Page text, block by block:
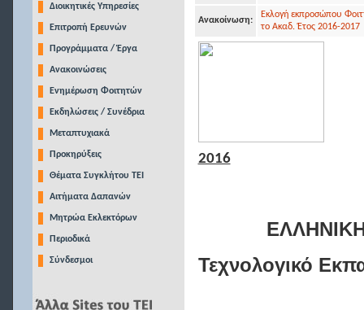
Διοικητικές Υπηρεσίες
Επιτροπή Ερευνών
Προγράμματα / Έργα
Ανακοινώσεις
Ενημέρωση Φοιτητών
Εκδηλώσεις / Συνέδρια
Μεταπτυχιακά
Προκηρύξεις
Θέματα Συγκλήτου ΤΕΙ
Αιτήματα Δαπανών
Μητρώα Εκλεκτόρων
Περιοδικά
Σύνδεσμοι
Ανακοίνωση:
Εκλογή εκπροσώπου
το Ακαδ. Έτος 2016-2017
2016
Τεχνολογικό